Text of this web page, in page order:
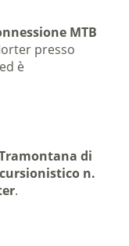
MTB
presso
è
di
n.
.